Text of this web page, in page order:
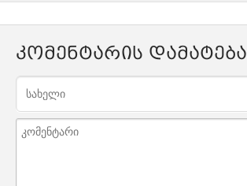
კომენტარის დამატება